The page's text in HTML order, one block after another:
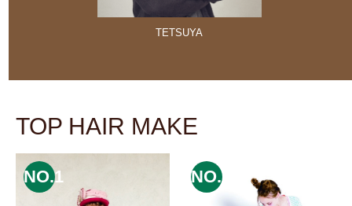
TETSUYA
TOP HAIR MAKE